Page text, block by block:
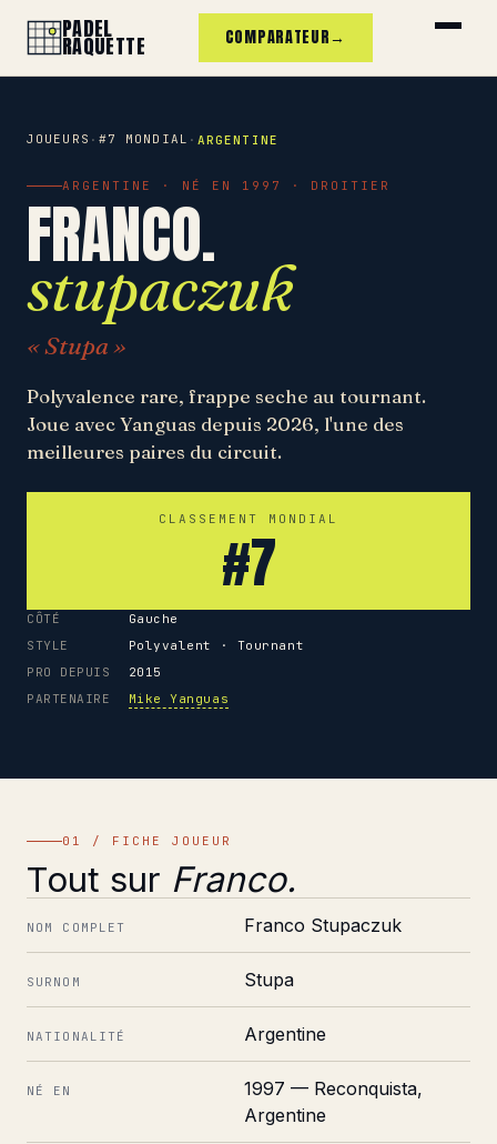
PADEL
RAQUETTE COMPARATEUR→
JOUEURS · #7 MONDIAL · ARGENTINE
ARGENTINE · NÉ EN 1997 · DROITIER
FRANCO.
stupaczuk
« Stupa »
Polyvalence rare, frappe seche au tournant.
Joue avec Yanguas depuis 2026, l'une des
meilleures paires du circuit.
CLASSEMENT MONDIAL
#7
CÔTÉ
Gauche
STYLE
Polyvalent · Tournant
PRO DEPUIS
2015
PARTENAIRE
Mike Yanguas
01 / FICHE JOUEUR
Tout sur Franco.
NOM COMPLET Franco Stupaczuk
SURNOM Stupa
NATIONALITÉ Argentine
NÉ EN
1997 — Reconquista,
Argentine